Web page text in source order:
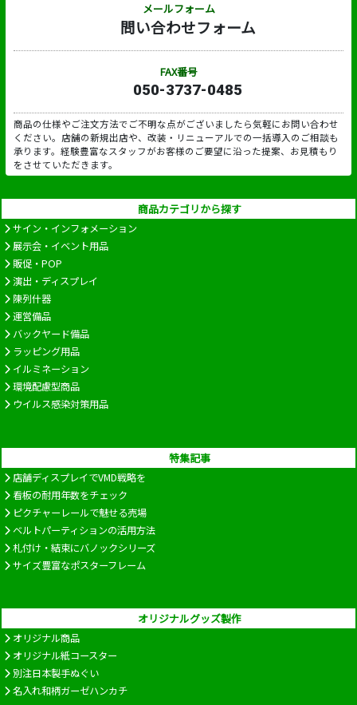
メールフォーム
問い合わせフォーム
FAX番号
050-3737-0485
商品の仕様やご注文方法でご不明な点がございましたら気軽にお問い合わせ
ください。店舗の新規出店や、改装・リニューアルでの一括導入のご相談も
承ります。経験豊富なスタッフがお客様のご要望に沿った提案、お見積もり
をさせていただきます。
商品カテゴリから探す
サイン・インフォメーション
展示会・イベント用品
販促・POP
演出・ディスプレイ
陳列什器
運営備品
バックヤード備品
ラッピング用品
イルミネーション
環境配慮型商品
ウイルス感染対策用品
特集記事
店舗ディスプレイでVMD戦略を
看板の耐用年数をチェック
ピクチャーレールで魅せる売場
ベルトパーティションの活用方法
札付け・結束にバノックシリーズ
サイズ豊富なポスターフレーム
オリジナルグッズ製作
オリジナル商品
オリジナル紙コースター
別注日本製手ぬぐい
名入れ和柄ガーゼハンカチ